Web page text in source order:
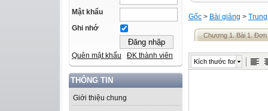
Mật khẩu
Ghi nhớ
Quên mật khẩu ĐK thành viên
THÔNG TIN
Giới thiệu chung
Gốc > Bài giảng >
Chương 1. Bài 1.
Kích thước font